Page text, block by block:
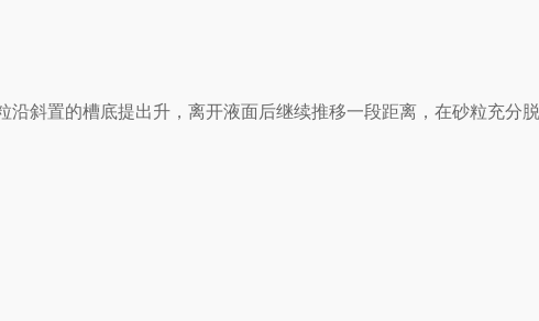
斜置的槽底提出升，离开液面后继续推移一段距离，在砂粒充分